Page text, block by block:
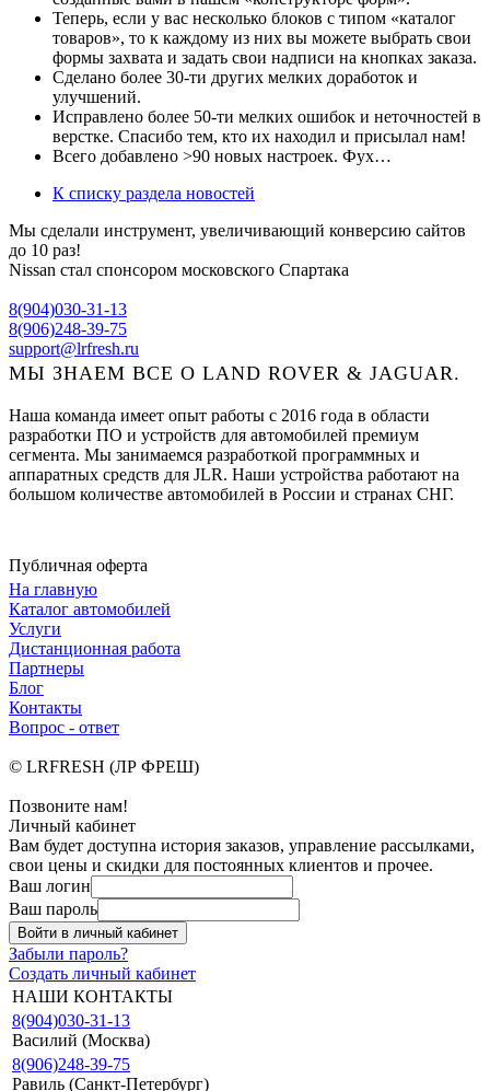
Теперь, если у вас несколько блоков с типом «каталог
товаров», то к каждому из них вы можете выбрать свои
формы захвата и задать свои надписи на кнопках заказа.
Сделано более 30-ти других мелких доработок и
улучшений.
Исправлено более 50-ти мелких ошибок и неточностей в
верстке. Спасибо тем, кто их находил и присылал нам!
Всего добавлено >90 новых настроек. Фух…
К списку раздела новостей
Мы сделали инструмент, увеличивающий конверсию сайтов
до 10 раз!
Nissan стал спонсором московского Спартака
8(904)030-31-13
8(906)248-39-75
support@lrfresh.ru
МЫ ЗНАЕМ ВСЕ О LAND ROVER & JAGUAR.
Наша команда имеет опыт работы с 2016 года в области
разработки ПО и устройств для автомобилей премиум
сегмента. Мы занимаемся разработкой программных и
аппаратных средств для JLR. Наши устройства работают на
большом количестве автомобилей в России и странах СНГ.
Публичная оферта
На главную
Каталог автомобилей
Услуги
Дистанционная работа
Партнеры
Блог
Контакты
Вопрос - ответ
© LRFRESH (ЛР ФРЕШ)
Позвоните нам!
Личный кабинет
Вам будет доступна история заказов, управление рассылками,
свои цены и скидки для постоянных клиентов и прочее.
Ваш логин
Ваш пароль
Войти в личный кабинет
Забыли пароль?
Создать личный кабинет
НАШИ КОНТАКТЫ
8(904)030-31-13
Василий (Москва)
8(906)248-39-75
Равиль (Санкт-Петербург)